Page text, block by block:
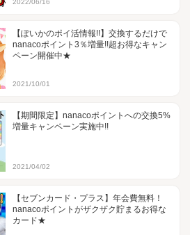
【ぽいかのポイ活情報!!】交換するだけで
nanacoポイント3％増量!!超お得なキャン
ペーン開催中★
2021/10/01
【期間限定】nanacoポイントへの交換5%
増量キャンペーン実施中!!
2021/04/02
【セブンカード・プラス】年会費無料！
nanacoポイントがザクザク貯まるお得な
カード★